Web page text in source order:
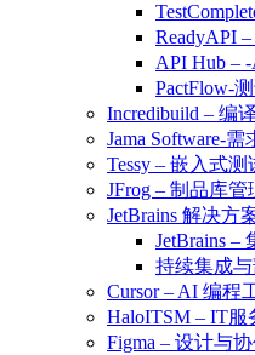
ReadyAPI
API Hub –
PactFlow-
Incredibuild – 编
Jama Software-
Tessy – 嵌入式测
JFrog – 制品库管
JetBrains 解决方
JetBrains –
持续集成与
Cursor – AI 编程
HaloITSM – IT服
Figma – 设计与